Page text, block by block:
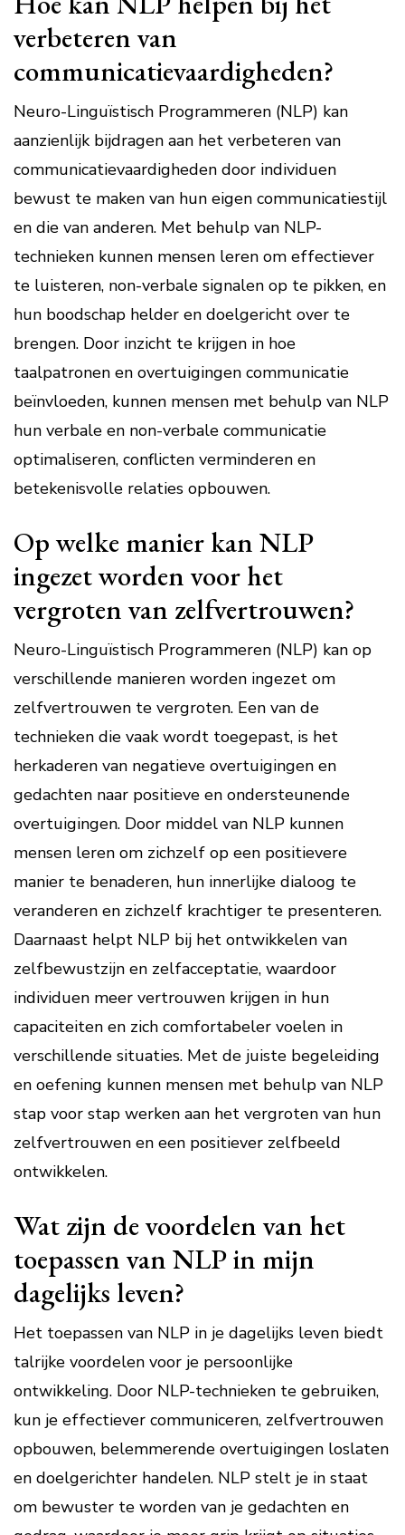
verbeteren van
communicatievaardigheden?
Neuro-Linguïstisch Programmeren (NLP) kan
aanzienlijk bijdragen aan het verbeteren van
communicatievaardigheden door individuen
bewust te maken van hun eigen communicatiestijl
en die van anderen. Met behulp van NLP-
technieken kunnen mensen leren om effectiever
te luisteren, non-verbale signalen op te pikken, en
hun boodschap helder en doelgericht over te
brengen. Door inzicht te krijgen in hoe
taalpatronen en overtuigingen communicatie
beïnvloeden, kunnen mensen met behulp van NLP
hun verbale en non-verbale communicatie
optimaliseren, conflicten verminderen en
betekenisvolle relaties opbouwen.
Op welke manier kan NLP
ingezet worden voor het
vergroten van zelfvertrouwen?
Neuro-Linguïstisch Programmeren (NLP) kan op
verschillende manieren worden ingezet om
zelfvertrouwen te vergroten. Een van de
technieken die vaak wordt toegepast, is het
herkaderen van negatieve overtuigingen en
gedachten naar positieve en ondersteunende
overtuigingen. Door middel van NLP kunnen
mensen leren om zichzelf op een positievere
manier te benaderen, hun innerlijke dialoog te
veranderen en zichzelf krachtiger te presenteren.
Daarnaast helpt NLP bij het ontwikkelen van
zelfbewustzijn en zelfacceptatie, waardoor
individuen meer vertrouwen krijgen in hun
capaciteiten en zich comfortabeler voelen in
verschillende situaties. Met de juiste begeleiding
en oefening kunnen mensen met behulp van NLP
stap voor stap werken aan het vergroten van hun
zelfvertrouwen en een positiever zelfbeeld
ontwikkelen.
Wat zijn de voordelen van het
toepassen van NLP in mijn
dagelijks leven?
Het toepassen van NLP in je dagelijks leven biedt
talrijke voordelen voor je persoonlijke
ontwikkeling. Door NLP-technieken te gebruiken,
kun je effectiever communiceren, zelfvertrouwen
opbouwen, belemmerende overtuigingen loslaten
en doelgerichter handelen. NLP stelt je in staat
om bewuster te worden van je gedachten en